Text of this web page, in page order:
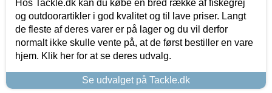
Hos Tackle.dk kan du købe en bred række af fiskegrej
og outdoorartikler i god kvalitet og til lave priser. Langt
de fleste af deres varer er på lager og du vil derfor
normalt ikke skulle vente på, at de først bestiller en vare
hjem. Klik her for at se deres udvalg.
Se udvalget på Tackle.dk